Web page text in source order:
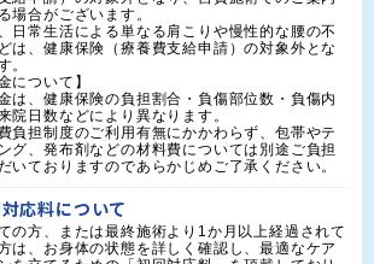
場合がございます。
日常生活による単なる肩こりや慢性的な腰の不
は、健康保険（療養費支給申請）の対象外とな
。
について】
は、健康保険の負担割合・負傷部位数・負傷内
院日数などにより異なります。
負担制度のご利用有無にかかわらず、包帯やテ
グ、発布剤などの材料費については別途ご負担
いておりますのであらかじめご了承ください。
応料について
の方、または最終施術より1か月以上経過されて
は、お身体の状態を詳しく確認し、最適なケア